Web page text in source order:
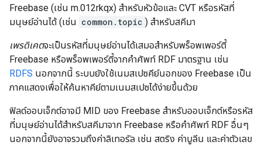
Freebase (เช่น m.012rkqx) สำหรับหัวข้อและ CVT หรือรหัสที่
มนุษย์อ่านได้ (เช่น common.topic ) สำหรับสคีมา
เพรดิเคตจะเป็นรหัสที่มนุษย์อ่านได้เสมอสำหรับพร็อพเพอร์ตี้
Freebase หรือพร็อพเพอร์ตี้จากคำศัพท์ RDF มาตรฐาน เช่น
RDFS นอกจากนี้ ระบบยังใช้เนมสเปซคีย์นอกของ Freebase เป็น
ภาคแสดงเพื่อให้ค้นหาคีย์ตามเนมสเปซได้ง่ายขึ้นด้วย
ฟิลด์ออบเจ็กต์อาจมี MID ของ Freebase สำหรับออบเจ็กต์หรือรหัส
ที่มนุษย์อ่านได้สำหรับสคีมาจาก Freebase หรือคำศัพท์ RDF อื่นๆ
นอกจากนี้ยังอาจรวมถึงค่าลิเทอรัล เช่น สตริง ค่าบูลีน และค่าตัวเลข